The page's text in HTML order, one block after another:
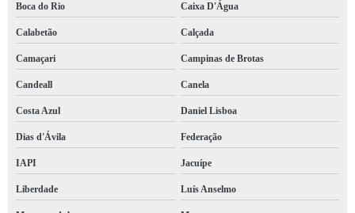
Boca do Rio Caixa D'Água
Calabetão Calçada
Camaçari Campinas de Brotas
Candeall Canela
Costa Azul Daniel Lisboa
Dias d'Ávila Federação
IAPI Jacuípe
Liberdade Luís Anselmo